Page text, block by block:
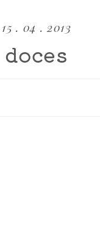
15 . 04 . 2013
doces